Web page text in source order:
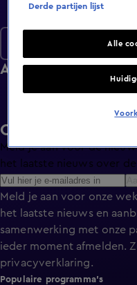
Afleveringen
Ontvang de
Meld je aan voor de
het laatste nieuws over de
Meld je aan voor onze
het laatste nieuws en
samenwerking met onze
ieder moment afmelden.
privacyverklaring.
Populaire programma's
Derde partijen lijst
Alle